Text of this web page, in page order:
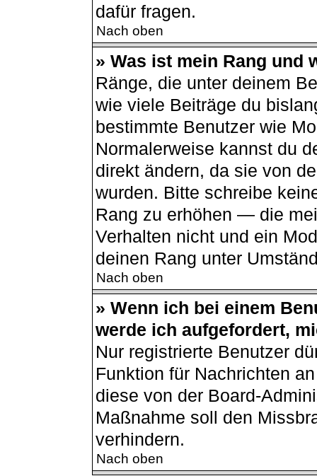
dafür fragen.
Nach oben
» Was ist mein Rang und
Ränge, die unter deinem
wie viele Beiträge du
bestimmte Benutzer wie
Normalerweise kannst du
direkt ändern, da sie von
wurden. Bitte schreibe
Rang zu erhöhen — die
Verhalten nicht und ein
deinen Rang unter
Nach oben
» Wenn ich bei einem
werde ich aufgefordert,
Nur registrierte Benutzer
Funktion für Nachrichten
diese von der Board-
Maßnahme soll den
verhindern.
Nach oben